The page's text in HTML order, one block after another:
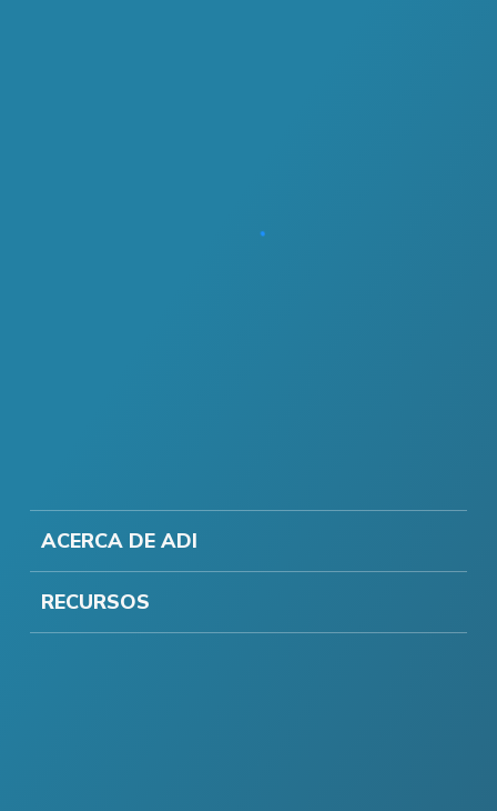
ACERCA DE ADI
RECURSOS